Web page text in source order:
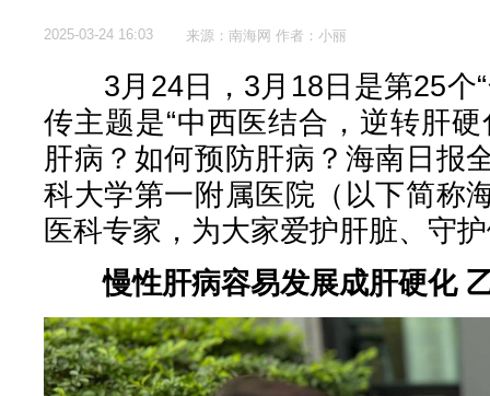
2025-03-24 16:03 来源：南海网 作者：小丽
3月24日，3月18日是第25个“
传主题是“中西医结合，逆转肝
肝病？如何预防肝病？海南日报
科大学第一附属医院（以下简称
医科专家，为大家爱护肝脏、守
慢性肝病容易发展成肝硬化